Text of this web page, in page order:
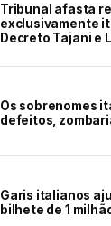
Tribunal afasta
exclusivamente
Decreto Tajani e
Os sobrenomes
defeitos,
Garis italianos
bilhete de 1